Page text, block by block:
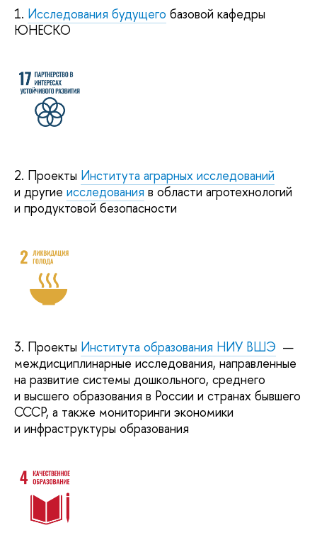
1. Исследования будущего базовой кафедры
ЮНЕСКО
2. Проекты Института аграрных исследований
и другие исследования в области агротехнологий
и продуктовой безопасности
3. Проекты Института образования НИУ ВШЭ —
междисциплинарные исследования, направленные
на развитие системы дошкольного, среднего
и высшего образования в России и странах бывшего
СССР, а также мониторинги экономики
и инфраструктуры образования